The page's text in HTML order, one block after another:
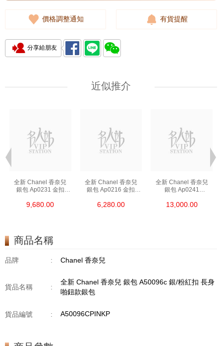
價格調整通知 有貨提醒
分享給朋友
近似推介
全新 Chanel 香奈兒
銀包 Ap0231 金扣
9,680.00
全新 Chanel 香奈兒
銀包 Ap0216 金扣
6,280.00
全新 Chanel 香奈兒
銀包 Ap0241
13,000.00
商品名稱
品牌 : Chanel 香奈兒
貨品名稱 :
全新 Chanel 香奈兒 銀包 A50096c 銀/粉紅扣 長身
啪鈕款銀包
貨品編號 : A50096CPINKP